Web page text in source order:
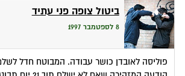
ביטול צופה פני עתיד
8 לספטמבר 1997
פוליסה לאובדן כושר עבודה. המבוטח חדל